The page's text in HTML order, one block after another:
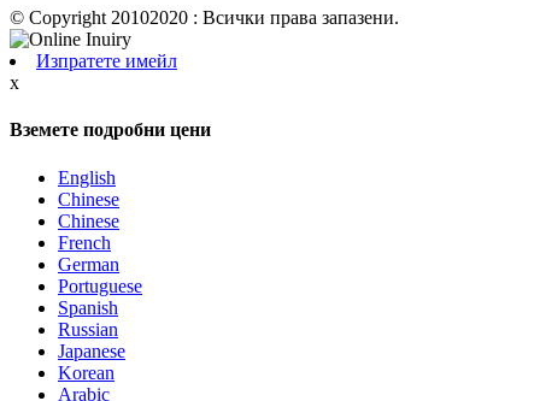
© Copyright 20102020 : Всички права запазени.
Изпратете имейл
x
Вземете подробни цени
English
Chinese
Chinese
French
German
Portuguese
Spanish
Russian
Japanese
Korean
Arabic